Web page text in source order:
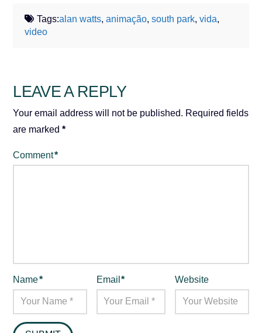
Tags:alan watts,animação,south park,vida,
video
LEAVE A REPLY
Your email address will not be published. Required fields
are marked*
Comment*
Name* Email* Website